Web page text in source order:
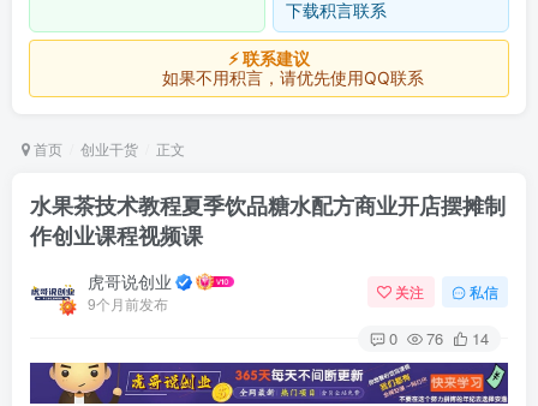
下载积言联系
⚡ 联系建议
如果不用积言，请优先使用QQ联系
首页 创业干货 正文
水果茶技术教程夏季饮品糖水配方商业开店摆摊制
作创业课程视频课
虎哥说创业
9个月前发布
关注 私信
0 76 14